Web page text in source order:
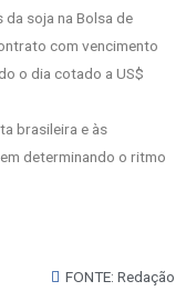
soja na Bolsa de
com vencimento
o dia cotado a US$
brasileira e às
determinando o ritmo
FONTE: Redação